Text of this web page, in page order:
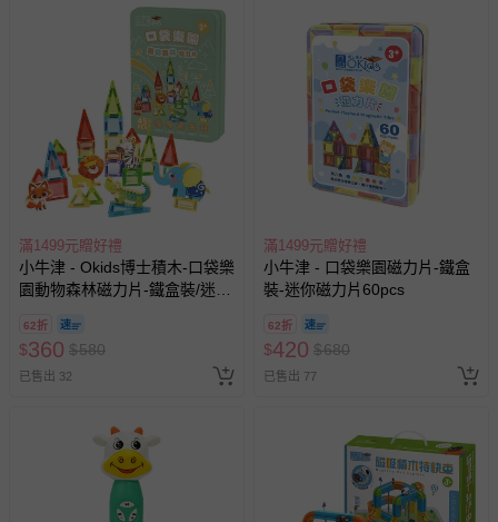
並點選『我要退貨』即可進行申請。若有相關退貨問題，請
LINE@客服ID: @mamilove我們將依序為您處理
與服務，謝謝。
針對滿件折/滿額贈…等活動，如因部份退貨，而該訂單保
留商品未達活動門檻，將以原價計算，活動贈品亦需一併退
回。
豫期範圍：
易於腐敗、保存期限較短或解約時即將逾期（例如生鮮
商品、食品等）。
客製化商品（例如客製生日書、姓名貼等）。
報紙、期刊或雜誌（惟書籍如經拆封、使用，則酌收整
經消費者拆封之影音商品或電腦軟體（例如 DVD、CD
等）。
非以有形媒介提供之數位內容或一經提供即為完成之線
上服務，經消費者事先同意始提供（例如線上課程、遊
滿1499元贈好禮
小牛津 - Okids博士積木-口袋樂
園動物森林磁力片-鐵盒裝/迷你
62折
$360 $580
已售出 32
滿1499元贈好禮
小牛津 - 口袋樂園磁力片-鐵盒
裝-迷你磁力片60pcs
62折
$420 $680
已售出 77